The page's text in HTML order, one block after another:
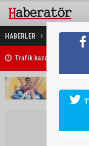
HABERLER DÜNYA
Trafik kazasında 85